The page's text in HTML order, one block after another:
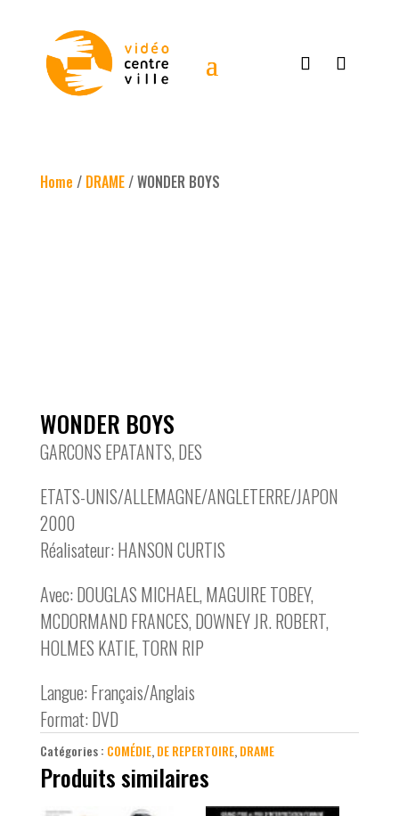
Home / DRAME/ WONDER BOYS
WONDER BOYS
GARCONS EPATANTS, DES
ETATS-UNIS/ALLEMAGNE/ANGLETERRE/JAPON
2000
Réalisateur: HANSON CURTIS
Avec: DOUGLAS MICHAEL, MAGUIRE TOBEY,
MCDORMAND FRANCES, DOWNEY JR. ROBERT,
HOLMES KATIE, TORN RIP
Langue: Français/Anglais
Format: DVD
Catégories : COMÉDIE,DE REPERTOIRE,DRAME
Produits similaires